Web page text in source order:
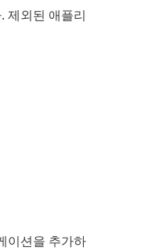
제외된 애플리
이션을 추가하